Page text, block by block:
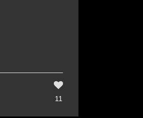
11